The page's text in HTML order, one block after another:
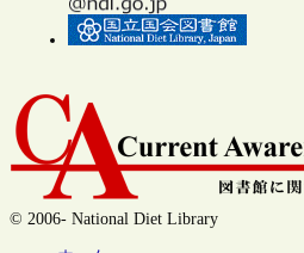
© 2006- National Diet Library